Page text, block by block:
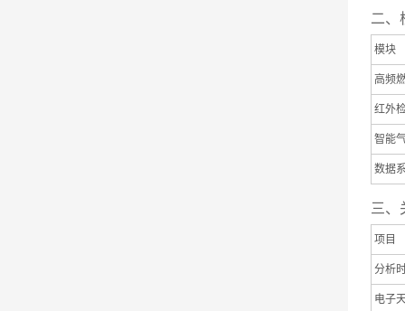
二、
模块
高频
红外
智能
数据
三、
项目
分析
电子